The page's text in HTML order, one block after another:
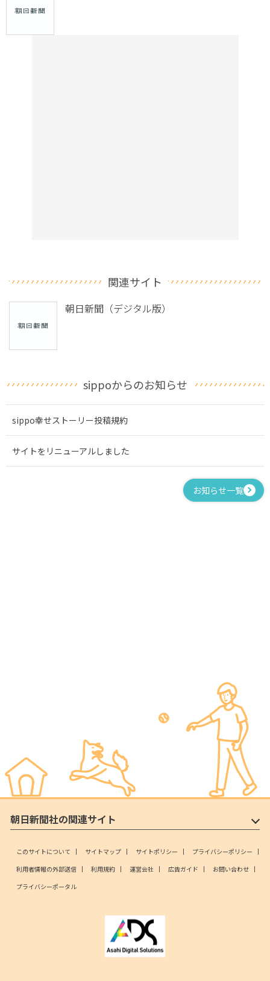
関連サイト
朝日新聞（デジタル版）
sippoからのお知らせ
sippo幸せストーリー投稿規約
サイトをリニューアルしました
お知らせ一覧
朝日新聞社の関連サイト
このサイトについて サイトマップ サイトポリシー
プライバシーポリシー
利用者情報の外部送信
利用規約 運営会社 広告ガイド
お問い合わせ
プライバシーポータル